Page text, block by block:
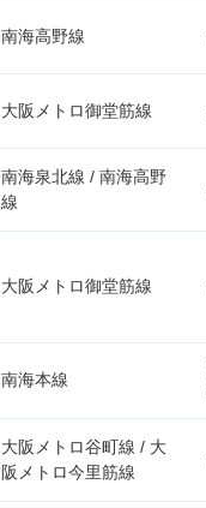
南海高野線
大阪メトロ御堂筋線
南海泉北線 / 南海高野
線
大阪メトロ御堂筋線
南海本線
大阪メトロ谷町線 / 大
阪メトロ今里筋線